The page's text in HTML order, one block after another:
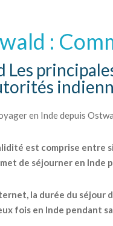
:
Les
en Inde depuis
est comprise entre
de séjourner en Inde
la durée du
fois en Inde pendant